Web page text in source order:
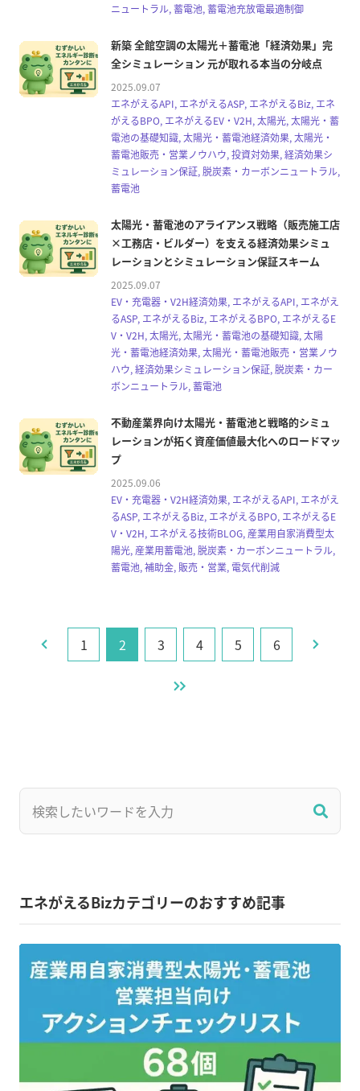
ニュートラル, 蓄電池, 蓄電池充放電最適制御
新築 全館空調の太陽光＋蓄電池「経済効果」完
全シミュレーション 元が取れる本当の分岐点
2025.09.07
エネがえるAPI, エネがえるASP, エネがえるBiz, エネ
がえるBPO, エネがえるEV・V2H, 太陽光, 太陽光・蓄
電池の基礎知識, 太陽光・蓄電池経済効果, 太陽光・
蓄電池販売・営業ノウハウ, 投資対効果, 経済効果シ
ミュレーション保証, 脱炭素・カーボンニュートラル,
蓄電池
太陽光・蓄電池のアライアンス戦略（販売施工店
×工務店・ビルダー）を支える経済効果シミュ
レーションとシミュレーション保証スキーム
2025.09.07
EV・充電器・V2H経済効果, エネがえるAPI, エネがえ
るASP, エネがえるBiz, エネがえるBPO, エネがえるE
V・V2H, 太陽光, 太陽光・蓄電池の基礎知識, 太陽
光・蓄電池経済効果, 太陽光・蓄電池販売・営業ノウ
ハウ, 経済効果シミュレーション保証, 脱炭素・カー
ボンニュートラル, 蓄電池
不動産業界向け太陽光・蓄電池と戦略的シミュ
レーションが拓く資産価値最大化へのロードマッ
プ
2025.09.06
EV・充電器・V2H経済効果, エネがえるAPI, エネがえ
るASP, エネがえるBiz, エネがえるBPO, エネがえるE
V・V2H, エネがえる技術BLOG, 産業用自家消費型太
陽光, 産業用蓄電池, 脱炭素・カーボンニュートラル,
蓄電池, 補助金, 販売・営業, 電気代削減
1 2 3 4 5 6
エネがえるBizカテゴリーのおすすめ記事